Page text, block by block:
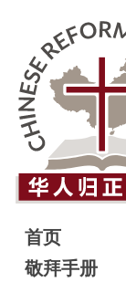
首页
敬拜手册